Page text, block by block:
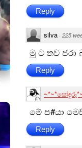
Reply
silva · 225
මූ ට තව
Reply
මේ ප​#යා
Reply